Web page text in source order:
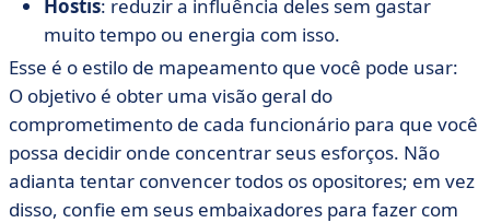
Hostis: reduzir a influência deles sem gastar
muito tempo ou energia com isso.
Esse é o estilo de mapeamento que você pode usar:
O objetivo é obter uma visão geral do
comprometimento de cada funcionário para que você
possa decidir onde concentrar seus esforços. Não
adianta tentar convencer todos os opositores; em vez
disso, confie em seus embaixadores para fazer com